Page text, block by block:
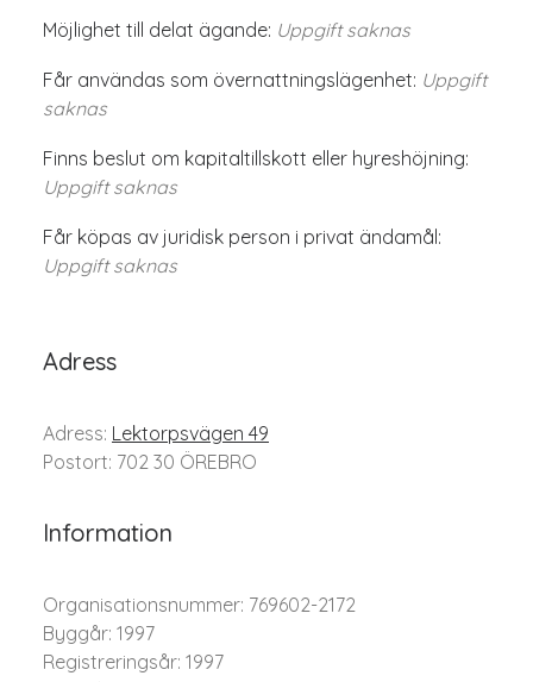
Möjlighet till delat ägande: Uppgift saknas
Får användas som övernattningslägenhet: Uppgift
saknas
Finns beslut om kapitaltillskott eller hyreshöjning:
Uppgift saknas
Får köpas av juridisk person i privat ändamål:
Uppgift saknas
Adress
Adress: Lektorpsvägen 49
Postort: 702 30 ÖREBRO
Information
Organisationsnummer: 769602-2172
Byggår: 1997
Registreringsår: 1997